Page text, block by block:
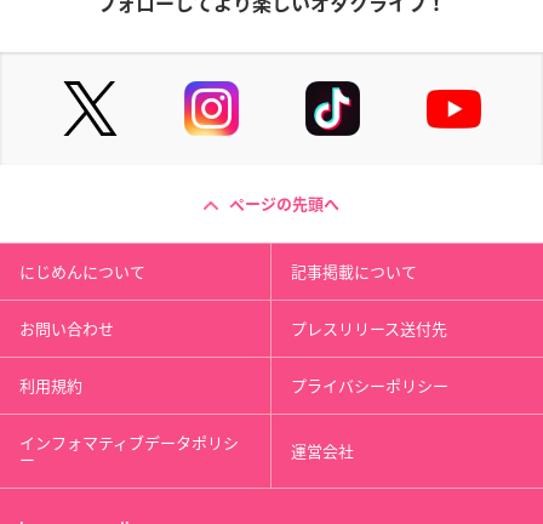
フォローしてより楽しいオタクライフ！
ページの先頭へ
にじめんについて 記事掲載について
お問い合わせ プレスリリース送付先
利用規約 プライバシーポリシー
インフォマティブデータポリシ
ー 運営会社